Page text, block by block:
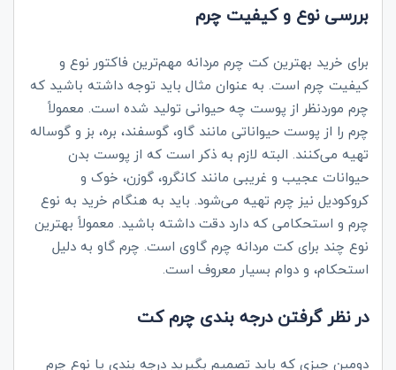
بررسی نوع و کیفیت چرم
برای خرید بهترین کت چرم مردانه مهم‌ترین فاکتور نوع و
کیفیت چرم است. به عنوان مثال باید توجه داشته باشید که
چرم موردنظر از پوست چه حیوانی تولید شده است. معمولاً
چرم را از پوست حیواناتی مانند گاو، گوسفند، بره، بز و گوساله
تهیه می‌کنند. البته لازم به ذکر است که از پوست بدن
حیوانات عجیب و غریبی مانند کانگرو، گوزن، خوک و
کروکودیل نیز چرم تهیه می‌شود. باید به هنگام خرید به نوع
چرم و استحکامی که دارد دقت داشته باشید. معمولاً بهترین
نوع چند برای کت مردانه چرم گاوی است. چرم گاو به دلیل
استحکام، و دوام بسیار معروف است.
در نظر گرفتن درجه بندی چرم کت
دومین چیزی که باید تصمیم بگیرید درجه بندی یا نوع چرم